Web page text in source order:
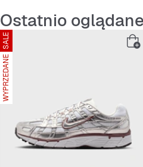
Ostatnio oglądane
SALE
WYPRZEDANE